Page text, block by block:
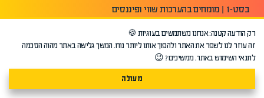
בסט-1 | מומחים בהערכות שווי ופיננסים
מפת האתר
רק הודעה קטנה: אנחנו משתמשים בעוגיות 🍪
זה עוזר לנו לשפר את האתר ולהפוך אותו ליותר נוח. המשך גלישה באתר מהוה הסכמה
לתנאי השימוש באתר. ממשיכים? 😉
מעולה